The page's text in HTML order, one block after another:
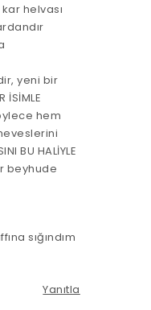
helvası
yeni bir
İSİMLE
hem
BU HALİYLE
beyhude
sığındım
Yanıtla